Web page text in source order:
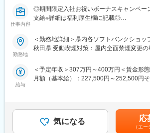
や商材知識、店頭での立ち振る舞い等、実
導のもと、基礎的な内容から学んでいただ
形式のフォローアップ(OJT)研修や先輩社
グ、eラーニング研修等を通して、着実に
■キャリアパス
まず1人前の接客技術を身に着けていただ
ジョブポスティング制度を活用して営業企
グループ企業でご活躍いただく等、多岐に
が目指せます。
仕事内容
◎期間限定入社お祝いボーナスキャンペー
支給※詳細は福利厚生欄に記載◎
る充実した研修制度完備／平均残業月10h
正社員登用制度（年間100名以上の正社員
■業務内容
家電量販店、モール型店舗内のソフトバン
店頭で使う販促ツール作成や、店頭キャン
的に携わって頂きます。また、接客業務だ
勤務地
＜勤務地詳細＞県内各ソフトバンクショッ
秋田県 受動喫煙対策：屋内全面禁煙変更
給与
＜予定年収＞307万円～400万円＜賃金形
月額（基本給）：227,500円～252,500円
～400万円販売クルー（販売職正社員）：
パーバイザー（販売職正社員）年収350～
気になる 応
（エ